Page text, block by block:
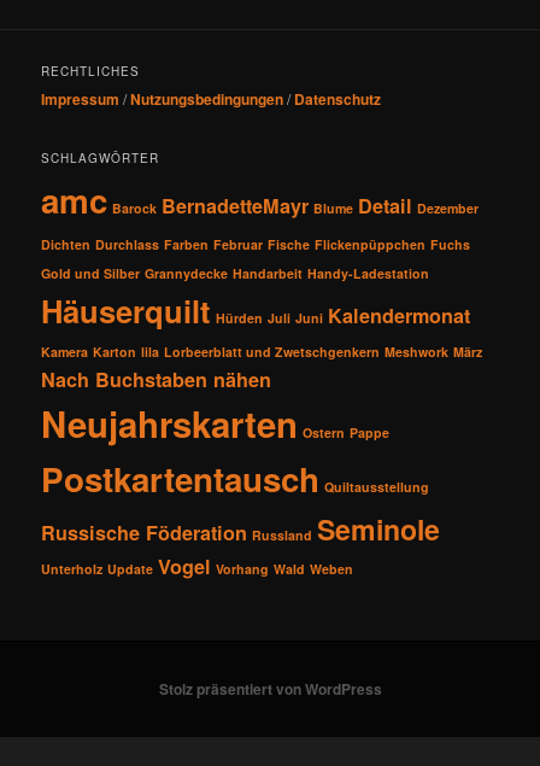
RECHTLICHES
Impressum /Nutzungsbedingungen/Datenschutz
SCHLAGWÖRTER
amc Barock BernadetteMayr Blume Detail Dezember
Dichten Durchlass Farben Februar Fische Flickenpüppchen Fuchs
Gold und Silber Grannydecke Handarbeit Handy-Ladestation
Häuserquilt Hürden Juli Juni Kalendermonat
Kamera Karton lila Lorbeerblatt und Zwetschgenkern Meshwork März
Nach Buchstaben nähen
Neujahrskarten Ostern Pappe
Postkartentausch Quiltausstellung
Russische Föderation Russland Seminole
Unterholz Update Vogel Vorhang Wald Weben
Stolz präsentiert von WordPress